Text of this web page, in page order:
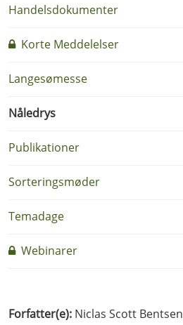
Handelsdokumenter
Korte Meddelelser
Langesømesse
Nåledrys
Publikationer
Sorteringsmøder
Temadage
Webinarer
Forfatter(e): Niclas Scott Bentsen